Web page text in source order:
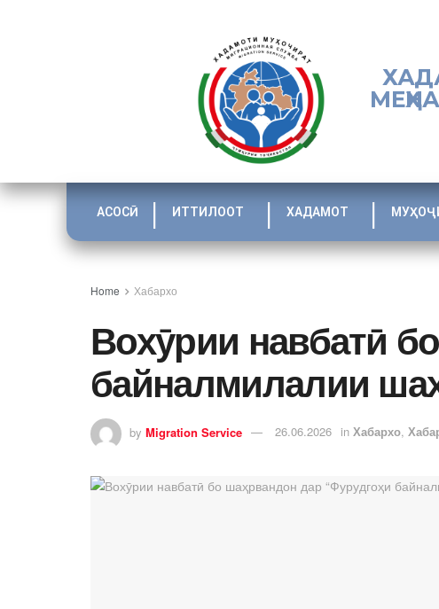
АСОСӢ ИТТИЛООТ ХАДАМОТ
Home Хабархо
Вохӯрии навбатӣ
байналмилалии
by Migration Service 26.06.2026 in Хабархо,